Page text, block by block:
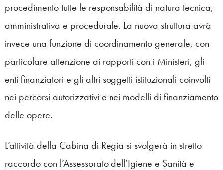
procedimento tutte le responsabilità di natura tecnica,
amministrativa e procedurale. La nuova struttura avrà
invece una funzione di coordinamento generale, con
particolare attenzione ai rapporti con i Ministeri, gli
enti finanziatori e gli altri soggetti istituzionali coinvolti
nei percorsi autorizzativi e nei modelli di finanziamento
delle opere.
L’attività della Cabina di Regia si svolgerà in stretto
raccordo con l’Assessorato dell’Igiene e Sanità e